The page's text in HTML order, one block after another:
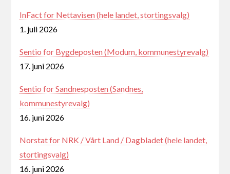
InFact for Nettavisen (hele landet, stortingsvalg)
1. juli 2026
Sentio for Bygdeposten (Modum, kommunestyrevalg)
17. juni 2026
Sentio for Sandnesposten (Sandnes,
kommunestyrevalg)
16. juni 2026
Norstat for NRK / Vårt Land / Dagbladet (hele landet,
stortingsvalg)
16. juni 2026